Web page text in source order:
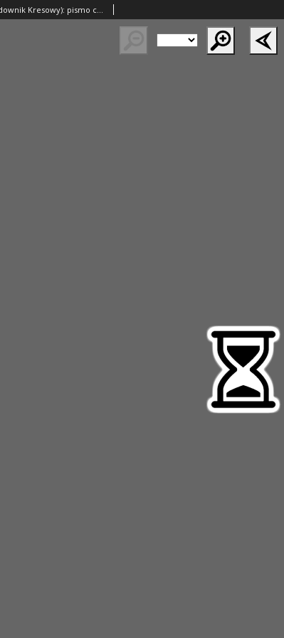
Gazeta Nadnotecka (Orędownik Kresowy): pismo codzienne 1938.08.22 R.18 Nr191